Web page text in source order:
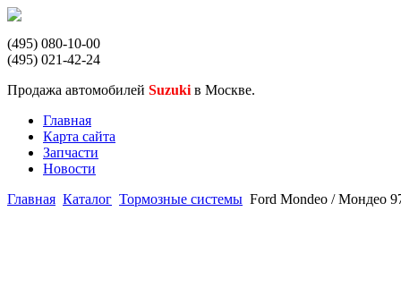
(495) 080-10-00
(495) 021-42-24
Продажа автомобилей Suzuki в Москве.
Главная
Карта сайта
Запчасти
Новости
Главная Каталог Тормозные системы Ford Mondeo / Мондео